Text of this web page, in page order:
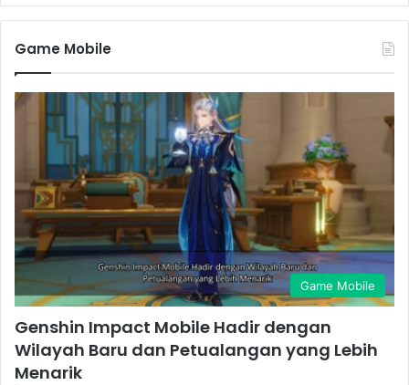
Game Mobile
Game Mobile
Genshin Impact Mobile Hadir dengan
Wilayah Baru dan Petualangan yang Lebih
Menarik